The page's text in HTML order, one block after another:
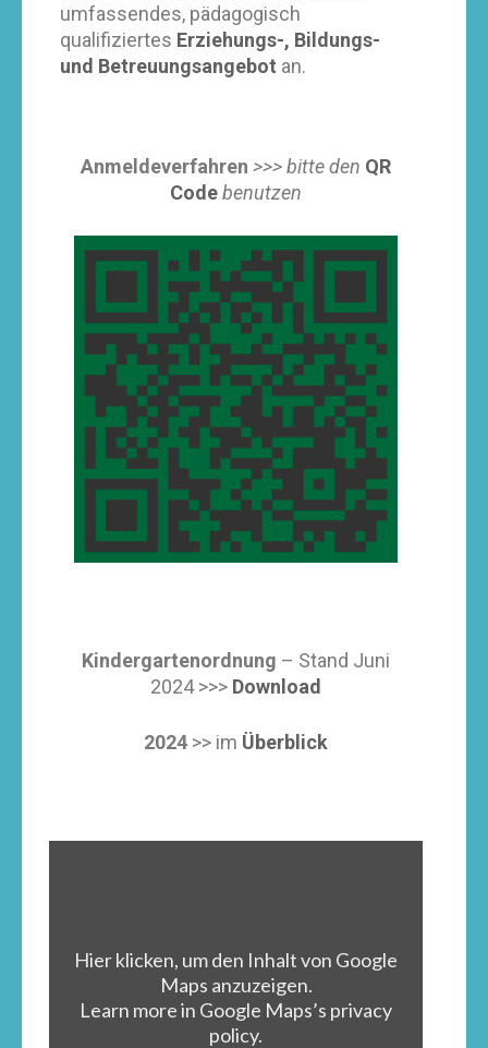
umfassendes, pädagogisch
qualifiziertes Erziehungs-, Bildungs-
und Betreuungsangebot an.
Anmeldeverfahren >>> bitte den QR
Codebenutzen
Kindergartenordnung – Stand Juni
2024 >>> Download
2024 >> im Überblick
Hier klicken, um den Inhalt von Google
Maps anzuzeigen.
Learn more in Google Maps’s privacy
policy.